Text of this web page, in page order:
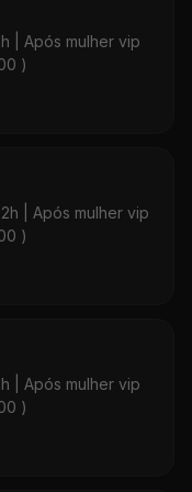
| Após mulher vip
)
| Após mulher vip
)
| Após mulher vip
)